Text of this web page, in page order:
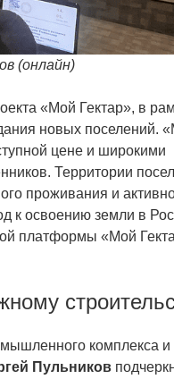
(онлайн)
«Мой Гектар», в
новых поселений.
цене и широкими
Территории
проживания и
к освоению земли в
платформы «Мой
комплекса и
Пульников